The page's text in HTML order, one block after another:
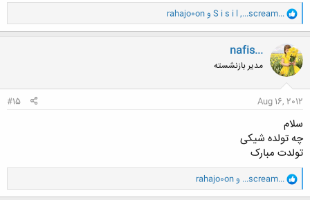
ا
ک
ن
ش
ه
ا
...scream...
,
S i s i l و rahajo0on
nafis...
مدیر بازنشسته
Aug 16, 2012
#15
سلام
چه تولده شیکی
تولدت مبارک
و
ا
...scream... وrahajo0on